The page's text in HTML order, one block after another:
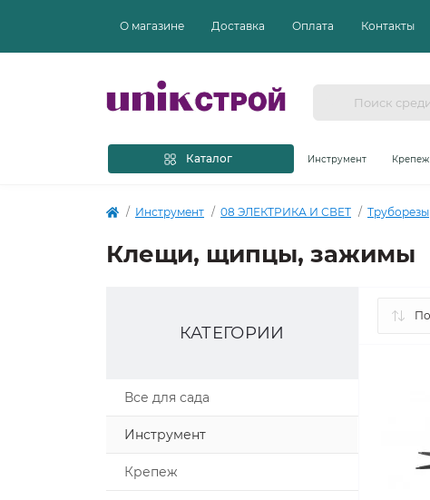
О магазине Доставка Оплата Контакты
Каталог Инструмент Крепеж
Инструмент 08 ЭЛЕКТРИКА И СВЕТ Труборезы
Клещи, щипцы, зажимы
КАТЕГОРИИ
Все для сада
Инструмент
Крепеж